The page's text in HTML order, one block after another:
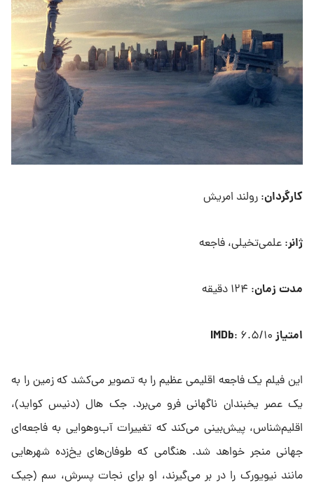
کارگردان: رولند امریش
ژانر: علمی‌تخیلی، فاجعه
مدت زمان: ۱۲۴ دقیقه
امتیاز IMDb : ۶.۵/۱۰
این فیلم یک فاجعه اقلیمی عظیم را به تصویر می‌کشد که زمین را به
یک عصر یخبندان ناگهانی فرو می‌برد. جک هال (دنیس کواید)،
اقلیم‌شناس، پیش‌بینی می‌کند که تغییرات آب‌وهوایی به فاجعه‌ای
جهانی منجر خواهد شد. هنگامی که طوفان‌های یخ‌زده شهرهایی
مانند نیویورک را در بر می‌گیرند، او برای نجات پسرش، سم (جیک